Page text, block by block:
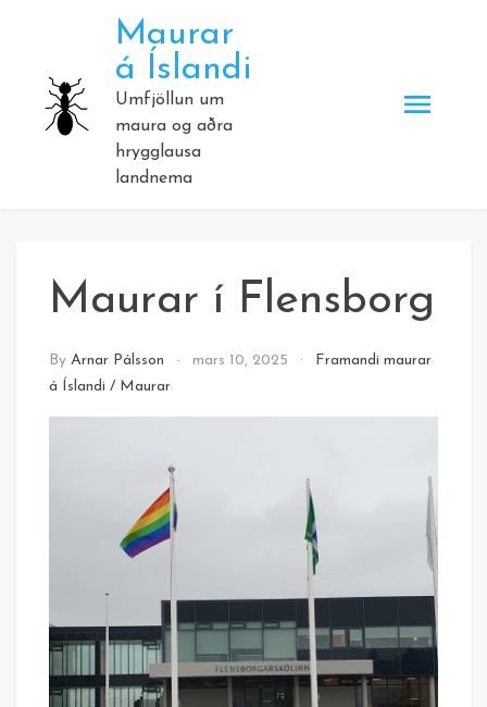
Maurar
á Íslandi
Umfjöllun um
maura og aðra
hrygglausa
landnema
Maurar í Flensborg
By Arnar Pálsson mars 10, 2025
Framandi maurar
á Íslandi / Maurar